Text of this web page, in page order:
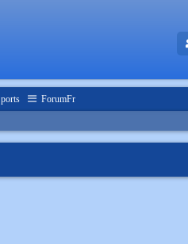
ForumFr